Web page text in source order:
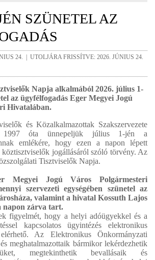
SZÜNETEL AZ
24. | UTOLJÁRA FRISSÍTVE: 2026. JÚNIUS 24.
Napja alkalmából 2026. július 1-
az ügyfélfogadás Eger Megyei Jogú
Hivatalában.
és Közalkalmazottak Szakszervezete
1997 óta ünnepeljük július 1-jén a
emlékére, hogy ezen a napon lépett
köztisztviselők jogállásáról szóló törvény. Az
Tisztviselők Napja.
Megyei Jogú Város Polgármesteri
szervezeti egységében szünetel az
valamint a hivatal Kossuth Lajos
napon zárva tart.
figyelmét, hogy a helyi adóügyekkel és a
kapcsolatos ügyintézés elektronikus
Az Elektronikus Önkormányzati
meghatalmazottaik bármikor lekérdezhetik
megtekinthetik bevallásaik és